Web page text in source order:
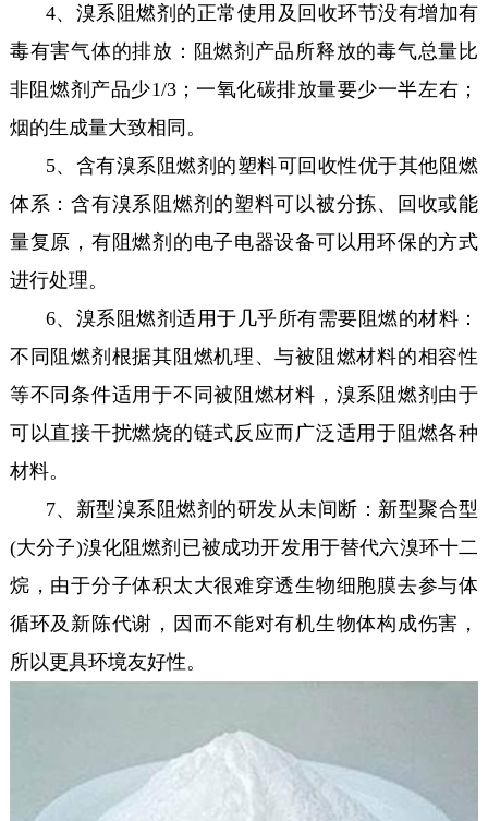
4、溴系阻燃剂的正常使用及回收环节没有增加有
毒有害气体的排放：阻燃剂产品所释放的毒气总量比
非阻燃剂产品少1/3；一氧化碳排放量要少一半左右；
烟的生成量大致相同。
5、含有溴系阻燃剂的塑料可回收性优于其他阻燃
体系：含有溴系阻燃剂的塑料可以被分拣、回收或能
量复原，有阻燃剂的电子电器设备可以用环保的方式
进行处理。
6、溴系阻燃剂适用于几乎所有需要阻燃的材料：
不同阻燃剂根据其阻燃机理、与被阻燃材料的相容性
等不同条件适用于不同被阻燃材料，溴系阻燃剂由于
可以直接干扰燃烧的链式反应而广泛适用于阻燃各种
材料。
7、新型溴系阻燃剂的研发从未间断：新型聚合型
(大分子)溴化阻燃剂已被成功开发用于替代六溴环十二
烷，由于分子体积太大很难穿透生物细胞膜去参与体
循环及新陈代谢，因而不能对有机生物体构成伤害，
所以更具环境友好性。